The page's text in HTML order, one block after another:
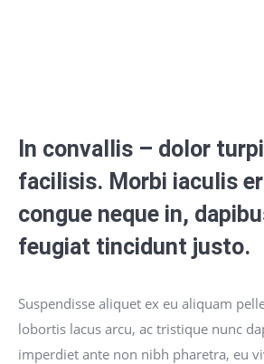
In convallis – dolor
facilisis. Morbi iaculis
congue neque in,
feugiat tincidunt justo.
Suspendisse aliquet ex eu aliquam
lobortis lacus arcu, ac tristique nunc
imperdiet ante non nibh pharetra, eu